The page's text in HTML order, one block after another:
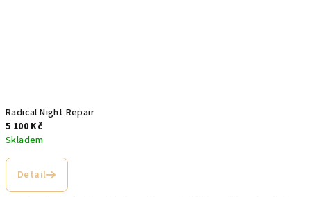
Radical Night Repair
5 100 Kč
Skladem
Detail